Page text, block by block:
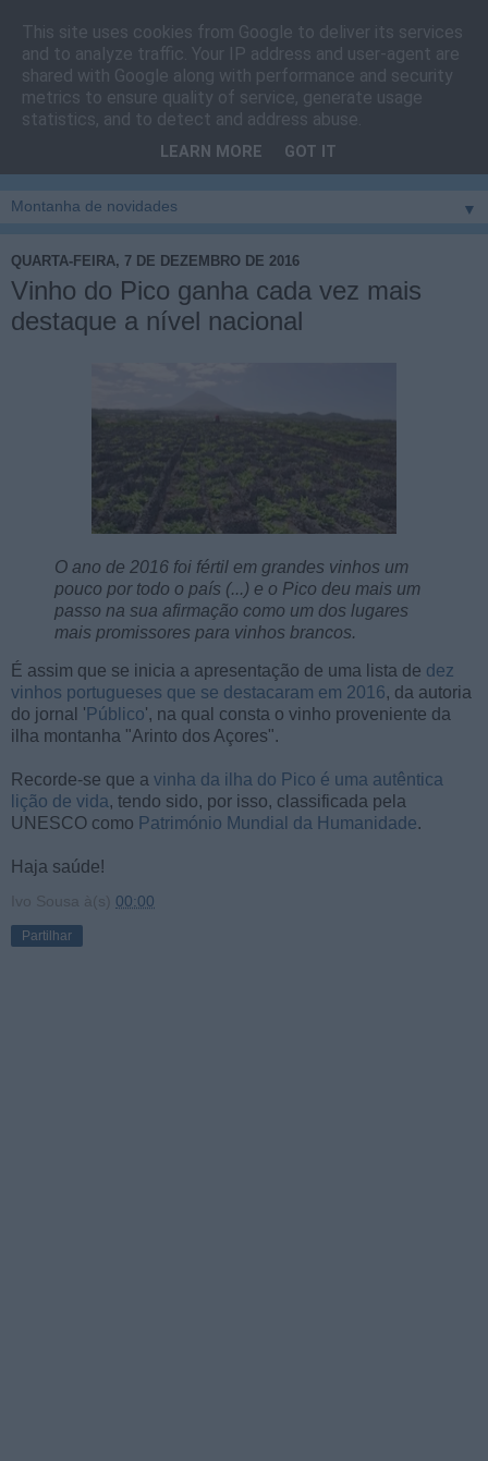
Cais do Pico
Blog sobre um pouco de tudo relacionado com a ilha
vila e ao concelho de São Roque do Pico
▼
QUARTA-FEIRA, 7 DE DEZEMBRO DE 2016
Vinho do Pico ganha cada vez mais
destaque a nível nacional
O ano de 2016 foi fértil em grandes vinhos um
pouco por todo o país (...) e o Pico deu mais um
passo na sua afirmação como um dos lugares
mais promissores para vinhos brancos.
É assim que se inicia a apresentação de uma lista de dez
vinhos portugueses que se destacaram em 2016, da autoria
do jornal ' Público', na qual consta o vinho proveniente da
ilha montanha "Arinto dos Açores".
Recorde-se que a vinha da ilha do Pico é uma autêntica
lição de vida, tendo sido, por isso, classificada pela
UNESCO como Património Mundial da Humanidade.
Haja saúde!
Ivo Sousa à(s) 00:00
Partilhar
This site uses cookies from Google to deliver its services
and to analyze traffic. Your IP address and user-agent are
shared with Google along with performance and security
metrics to ensure quality of service, generate usage
statistics, and to detect and address abuse.
LEARN MORE GOT IT